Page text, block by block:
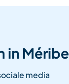
in
media